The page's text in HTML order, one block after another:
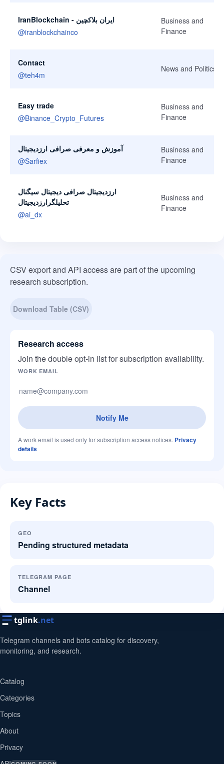
IranBlockchain - ایران بلاکچین
@iranblockchainco
Business and
Finance
Contact
@teh4m
News and Politics
Easy trade
@Binance_Crypto_Futures
Business and
Finance
آموزش و معرفی صرافی ارزدیجیتال
@Sarfiex
Business and
Finance
ارزدیجیتال صرافی دیجیتال سیگنال
تحلیلگرارزدیجیتال
@ai_dx
Business and
Finance
CSV export and API access are part of the upcoming
research subscription.
Download Table (CSV)
Research access
Join the double opt-in list for subscription availability.
Company website
WORK EMAIL
Notify Me
A work email is used only for subscription access notices. Privacy
details
Key Facts
GEO
Pending structured metadata
TELEGRAM PAGE
Channel
tglink.net
Telegram channels and bots catalog for discovery,
monitoring, and research.
Catalog
Categories
Topics
About
Privacy